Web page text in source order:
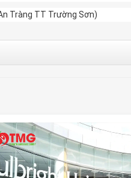
Tràng TT Trường Sơn)